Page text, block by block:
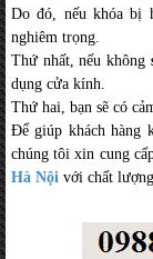
Do đó, nếu khóa bị
nghiêm trọng.
Thứ nhất, nếu không
dụng cửa kính.
Thứ hai, bạn sẽ có
Để giúp khách hàng
chúng tôi xin cung
Hà Nội với chất